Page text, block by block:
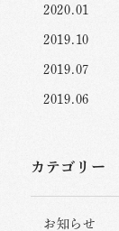
2020.01
2019.10
2019.07
2019.06
カテゴリー
お知らせ